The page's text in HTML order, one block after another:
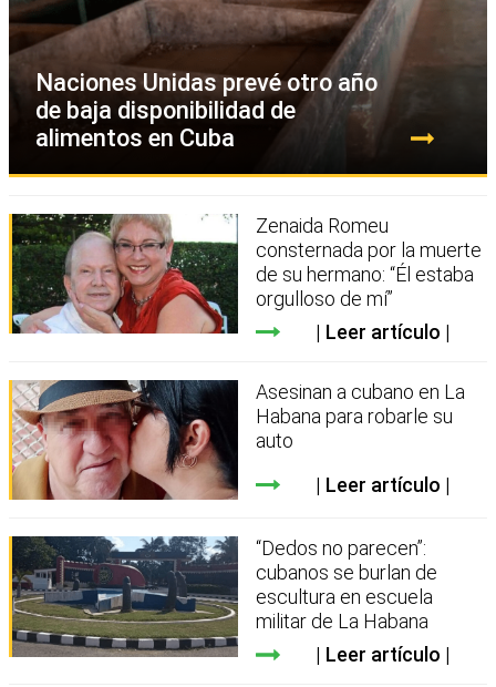
Naciones Unidas prevé otro año
de baja disponibilidad de
alimentos en Cuba
Zenaida Romeu
consternada por la muerte
de su hermano: “Él estaba
orgulloso de mí”
Leer artículo
Asesinan a cubano en La
Habana para robarle su
auto
Leer artículo
“Dedos no parecen”:
cubanos se burlan de
escultura en escuela
militar de La Habana
Leer artículo